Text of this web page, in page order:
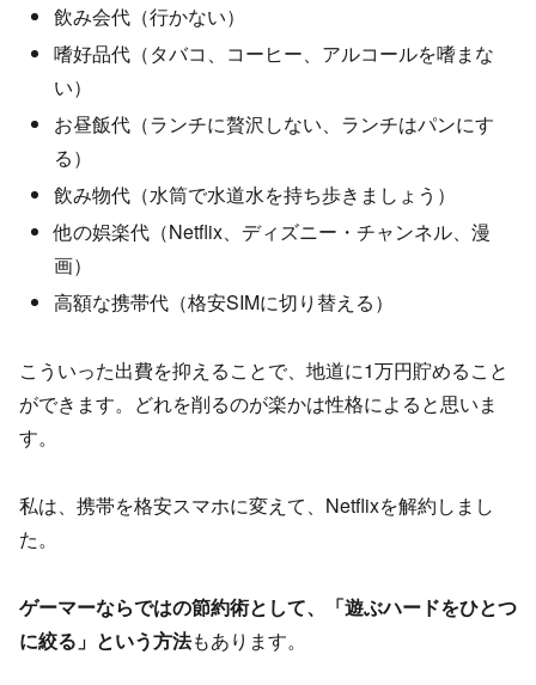
飲み会代（行かない）
嗜好品代（タバコ、コーヒー、アルコールを嗜まな
い）
お昼飯代（ランチに贅沢しない、ランチはパンにす
る）
飲み物代（水筒で水道水を持ち歩きましょう）
他の娯楽代（Netflix、ディズニー・チャンネル、漫
画）
高額な携帯代（格安SIMに切り替える）
こういった出費を抑えることで、地道に1万円貯めること
ができます。どれを削るのが楽かは性格によると思いま
す。
私は、携帯を格安スマホに変えて、Netflixを解約しまし
た。
ゲーマーならではの節約術として、「遊ぶハードをひとつ
に絞る」という方法もあります。